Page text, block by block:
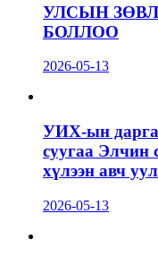
УЛСЫН
БОЛЛОО
2026-05-13
УИХ-ын дарга
суугаа Элчин
хүлээн авч
2026-05-13